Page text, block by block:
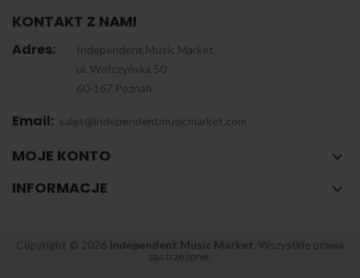
KONTAKT Z NAMI
Adres:
Independent Music Market
ul. Wołczyńska 50
60-167 Poznań
Email: sales@independentmusicmarket.com
MOJE KONTO 
INFORMACJE 
Copyright © 2026 Independent Music Market. Wszystkie prawa
zastrzeżone.